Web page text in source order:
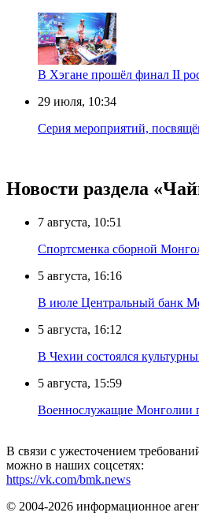
В Хэгане прошёл финал II
29 июля, 10:34
Серия мероприятий,
Новости раздела
7 августа, 10:51
Спортсменка сборной
5 августа, 16:16
В июле Центральный банк
5 августа, 16:12
В Чехии состоялся
5 августа, 15:59
Военнослужащие Монголии
В связи с ужесточением
можно в наших соцсетях:
https://vk.com/bmk.news
© 2004-2026 информационное